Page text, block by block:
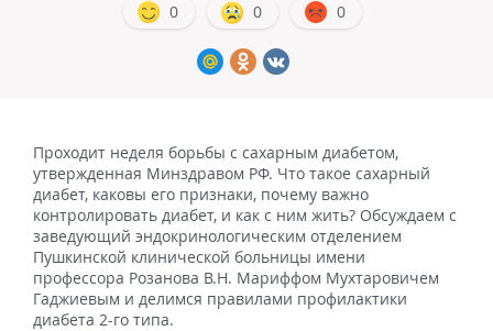
0 0 0
Проходит неделя борьбы с сахарным диабетом,
утвержденная Минздравом РФ. Что такое сахарный
диабет, каковы его признаки, почему важно
контролировать диабет, и как с ним жить? Обсуждаем с
заведующий эндокринологическим отделением
Пушкинской клинической больницы имени
профессора Розанова В.Н. Мариффом Мухтаровичем
Гаджиевым и делимся правилами профилактики
диабета 2-го типа.